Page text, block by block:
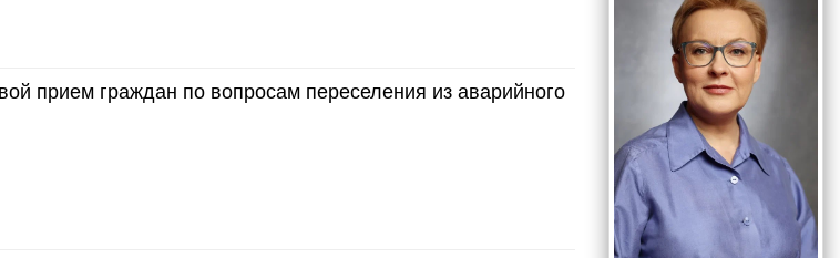
прием граждан по вопросам переселения из аварийного